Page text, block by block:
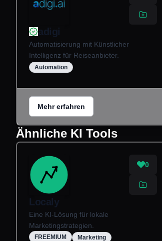
adigi
Automatisierung mit Künstlicher
Intelligenz für Reiseanbieter.
Automation
Mehr erfahren
Ähnliche KI Tools
0
Localy
Eine KI-Lösung für lokale
Marketingstrategien.
FREEMIUM Marketing